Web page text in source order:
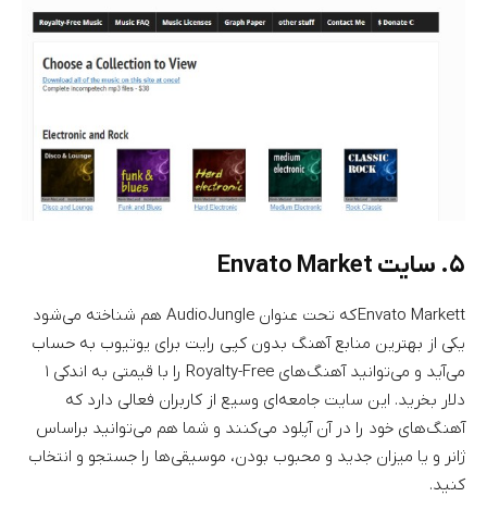
۵. سایت Envato Market
Envato Markett که تحت عنوان AudioJungle هم شناخته می‌شود
یکی از بهترین منابع آهنگ بدون کپی رایت برای یوتیوب به حساب
می‌آید و می‌توانید آهنگ‌های Royalty-Free را با قیمتی به اندکی ۱
دلار بخرید. این سایت جامعه‌ای وسیع از کاربران فعالی دارد که
آهنگ‌های خود را در آن آپلود می‌کنند و شما هم می‌توانید براساس
ژانر و یا میزان جدید و محبوب بودن، موسیقی‌ها را جستجو و انتخاب
کنید.